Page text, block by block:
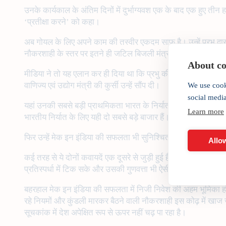
About
We use
social
Learn more
उनके कार्यकाल के अंतिम दिनों में दुर्भाग्यवश एक के बाद एक हुए
‘प्रतीक्षा करने’ को कहा।
अब गोयल के लिए अपने काम की तस्वीर एकदम साफ है। उन्हें प्रभु
नौकरशाही के स्तर पर इतने ही जटिल बिजली मंत्रालय में उनकी
मीडिया ने तो यह एलान कर ही दिया था कि प्रभु की मंत्रिमंडल से ही
वाणिज्य एवं उद्योग मंत्री की कुर्सी उन्हें सौंप दी।
यहां उनकी सबसे बड़ी प्राथमिकता भारत के निर्यात का कायाकल्प
भारतीय निर्यात के लिए यही दो सबसे बड़े बाजार हैं।
फिर उन्हें मेक इन इंडिया की सफलता भी सुनिश्चित करनी होगी जो
कई तरह से ये दोनों कवायदें एक दूसरे से जुड़ी हुई हैं। निर्यात बढ़ाने के
प्रतिस्पर्धा में टिक सके और उसकी गुणवत्ता भी ऐसी हो जो वैश्विक
बहरहाल मेक इन इंडिया की सफलता में निजी निवेश की अहम
रहे नियमों और कुंडली मारकर बैठने वाली नौकरशाही इस कोढ़ में खाज
सूचकांक में देश अपेक्षित रूप से ऊपर नहीं चढ़ पा रहा है।